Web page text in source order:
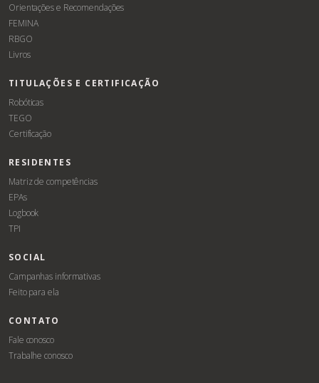
Orientações e Recomendações
FEMINA
RBGO
Livros
TITULAÇÕES E CERTIFICAÇÃO
Robóticas
TEGO
Certificação
RESIDENTES
Matriz de competências
EPAs
Logbook
TPI
SOCIAL
Campanhas informativas
Feito para ela
CONTATO
Fale conosco
Trabalhe conosco